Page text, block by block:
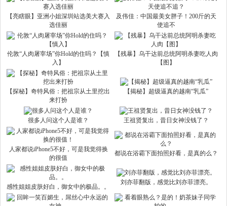
【亮瞎眼】亚洲小姐深圳站选美大赛入
选佳丽
及伟佳：中国最美女胖子！200斤的天
使追不
伦敦“人肉屠宰场”你Hold的住吗？【慎
入】
【残暴】乌干达前总统阿明杀妻吃人肉
【图】
【探秘】奇特风俗：把祖宗从土里挖出
来打扮
【揭秘】超级逼真的越南“乳瓜”
很多人问这个人是谁？ 王祖贤复出，昔日女神没钱了？
人家都说iPhone5不好，可是我觉得换
的很值
都说在浴霸下面拍照好看，是真的么？
感性姐姐皮肤好白，御女中的极品。。
刘亦菲翻版，感觉比刘亦菲漂亮。